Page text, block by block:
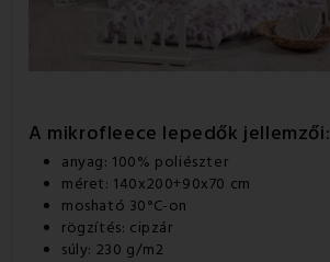
A mikrofleece lepedők jellemzői:
anyag: 100% poliészter
méret: 140x200+90x70 cm
mosható 30°C-on
rögzítés: cipzár
súly: 230 g/m2